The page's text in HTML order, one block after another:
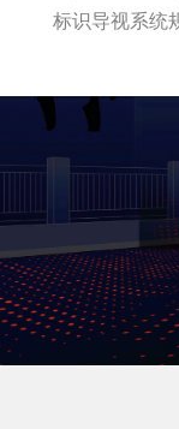
标识导视系统